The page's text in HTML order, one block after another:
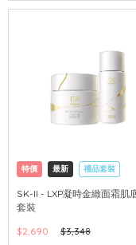
特價 最新 禮品套裝
網購店取 可中國內地配送
SK-II - LXP凝時金緻面霜肌
套裝
$2,690
$3,348